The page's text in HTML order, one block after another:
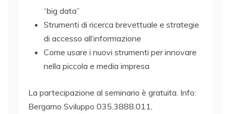
“big data”
Strumenti di ricerca brevettuale e strategie
di accesso all’informazione
Come usare i nuovi strumenti per innovare
nella piccola e media impresa
La partecipazione al seminario è gratuita. Info:
Bergamo Sviluppo 035.3888.011,